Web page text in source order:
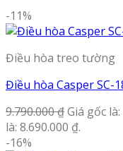
-11%
Điều hòa treo tường
Điều hòa Casper SC-
9.790.000₫Giá gốc
là: 8.690.000 ₫.
-16%